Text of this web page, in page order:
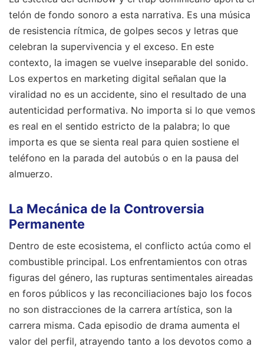
telón de fondo sonoro a esta narrativa. Es una música
de resistencia rítmica, de golpes secos y letras que
celebran la supervivencia y el exceso. En este
contexto, la imagen se vuelve inseparable del sonido.
Los expertos en marketing digital señalan que la
viralidad no es un accidente, sino el resultado de una
autenticidad performativa. No importa si lo que vemos
es real en el sentido estricto de la palabra; lo que
importa es que se sienta real para quien sostiene el
teléfono en la parada del autobús o en la pausa del
almuerzo.
La Mecánica de la Controversia
Permanente
Dentro de este ecosistema, el conflicto actúa como el
combustible principal. Los enfrentamientos con otras
figuras del género, las rupturas sentimentales aireadas
en foros públicos y las reconciliaciones bajo los focos
no son distracciones de la carrera artística, son la
carrera misma. Cada episodio de drama aumenta el
valor del perfil, atrayendo tanto a los devotos como a